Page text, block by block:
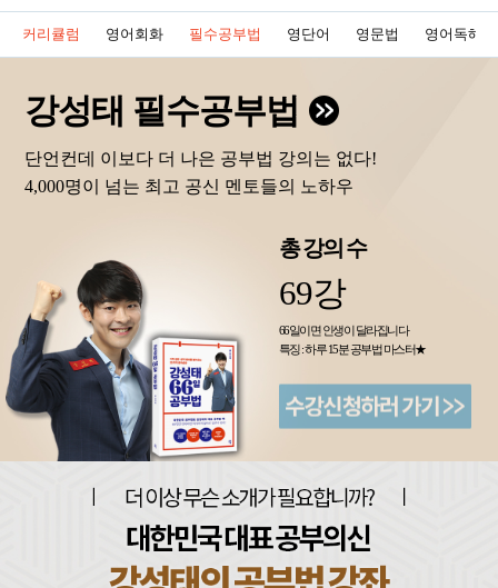
커리큘럼 영어회화 필수공부법 영단어 영문법 영어독해
강성태 필수공부법
단언컨데 이보다 더 나은 공부법 강의는 없다!
4,000명이 넘는 최고 공신 멘토들의 노하우
총 강의 수
69강
66일이면 인생이 달라집니다
특징 : 하루 15분 공부법 마스터★